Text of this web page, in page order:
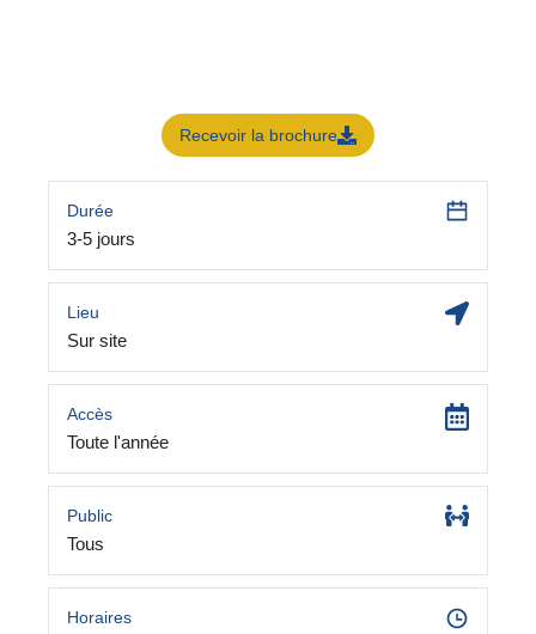
Recevoir la brochure
Durée
3-5 jours
Lieu
Sur site
Accès
Toute l'année
Public
Tous
Horaires